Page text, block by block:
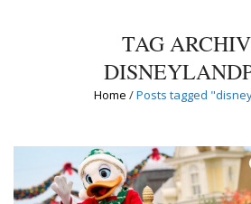
TAG
Home /Posts tagged